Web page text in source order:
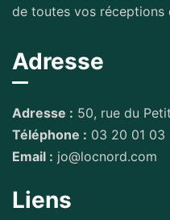
de toutes vos réceptions
Adresse
Adresse : 50, rue du
Téléphone : 03 20 01 03
Email : jo@locnord.com
Liens